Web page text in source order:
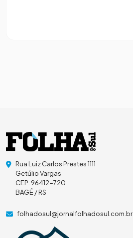
Rua Luiz Carlos Prestes 1111
Getúlio Vargas
CEP: 96412-720
BAGÉ / RS
folhadosul@jornalfolhadosul.com.br